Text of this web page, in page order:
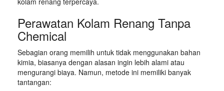
Perawatan Kolam Renang Tanpa
Chemical
Sebagian orang memilih untuk tidak menggunakan bahan
kimia, biasanya dengan alasan ingin lebih alami atau
mengurangi biaya. Namun, metode ini memiliki banyak
tantangan: